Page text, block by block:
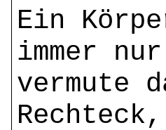
Ein
immer
vermute